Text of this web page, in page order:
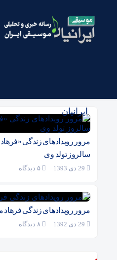
بایگانی‌ها گنجشکک
ایرانیان
مرور رویدادهای زندگی
سالروز تولد وی
۵ دیدگاه
مرور رویدادهای زندگی فرهاد
۸ دیدگاه